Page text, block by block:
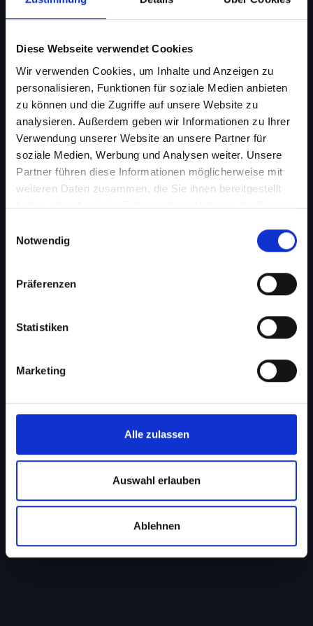
Diese Webseite verwendet Cookies
Wir verwenden Cookies, um Inhalte und Anzeigen zu
personalisieren, Funktionen für soziale Medien anbieten
zu können und die Zugriffe auf unsere Website zu
analysieren. Außerdem geben wir Informationen zu Ihrer
Verwendung unserer Website an unsere Partner für
soziale Medien, Werbung und Analysen weiter. Unsere
Partner führen diese Informationen möglicherweise mit
weiteren Daten zusammen, die Sie ihnen bereitgestellt
haben oder die sie im Rahmen Ihrer Nutzung der Dienste
Notwendig
Präferenzen
Statistiken
Marketing
Alle zulassen
Auswahl erlauben
Ablehnen
Verbindung setzen können.
Zum nächsten Schritt